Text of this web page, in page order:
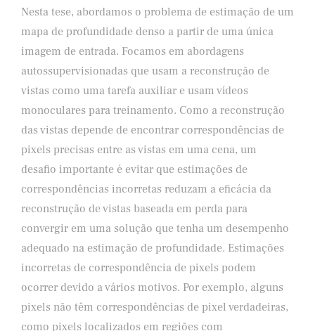
Nesta tese, abordamos o problema de estimação de um
mapa de profundidade denso a partir de uma única
imagem de entrada. Focamos em abordagens
autossupervisionadas que usam a reconstrução de
vistas como uma tarefa auxiliar e usam vídeos
monoculares para treinamento. Como a reconstrução
das vistas depende de encontrar correspondências de
pixels precisas entre as vistas em uma cena, um
desafio importante é evitar que estimações de
correspondências incorretas reduzam a eficácia da
reconstrução de vistas baseada em perda para
convergir em uma solução que tenha um desempenho
adequado na estimação de profundidade. Estimações
incorretas de correspondência de pixels podem
ocorrer devido a vários motivos. Por exemplo, alguns
pixels não têm correspondências de pixel verdadeiras,
como pixels localizados em regiões com